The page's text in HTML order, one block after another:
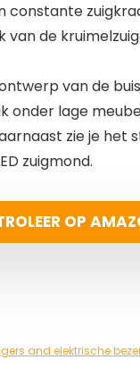
constante
van de
van de
onder lage
zie je het
zuigmond.
OP
and elektrische